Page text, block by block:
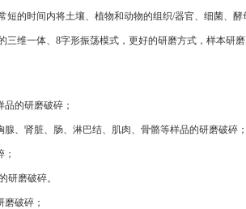
的时间内将土壤、植物和动物的组织/器官、细菌、
维一体、8字形振荡模式，更好的研磨方式，样本研磨
的研磨破碎；
、肾脏、肠、淋巴结、肌肉、骨骼等样品的研磨破碎；
研磨破碎。
破碎；